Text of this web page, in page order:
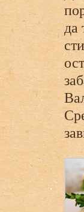
да